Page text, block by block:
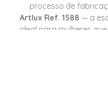
processo de
Artlux Ref. 1588 — a
ideal para mulheres que